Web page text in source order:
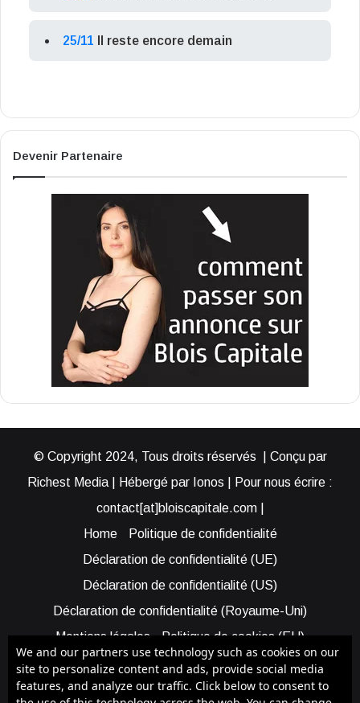
25/11 Il reste encore demain
Devenir Partenaire
© Copyright 2024, Tous droits réservés | Conçu par
Richest Media | Hébergé par Ionos | Pour nous écrire :
contact[at]bloiscapitale.com |
Home
Politique de confidentialité
Déclaration de confidentialité (UE)
Déclaration de confidentialité (US)
Déclaration de confidentialité (Royaume-Uni)
Mentions légales
Politique de cookies (EU)
Cookie Policy (AUS)
Cookie Policy (US)
Qui sommes-nous ?
Participer à Blois Capitale
We and our partners use technology such as cookies on our
site to personalize content and ads, provide social media
features, and analyze our traffic. Click below to consent to